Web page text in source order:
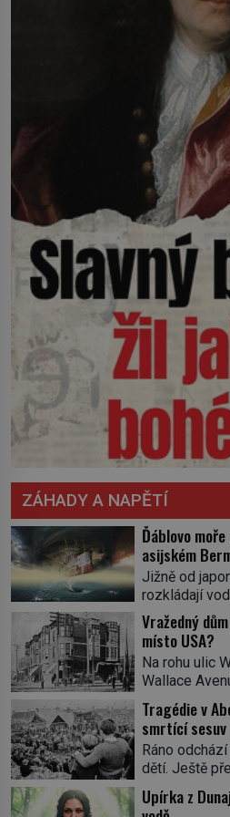
ZÁHADY A NAPĚTÍ
Ďáblovo
asijském
ve spárech
Jižně od
rozkládají
Ďáblovo
mizejících
světlech,
dracích, kteří
v dávných
Dračí
místem,
příroda
Vražedný
místo USA?
Na rohu ulic
Wallace
nenápadná
nápis ani
místní
sklepa.
vrah H. H.
v dějinách
Tragédie v
smrtící sesuv
Ráno
dětí. Ještě
podivným
zná,
Upírka z